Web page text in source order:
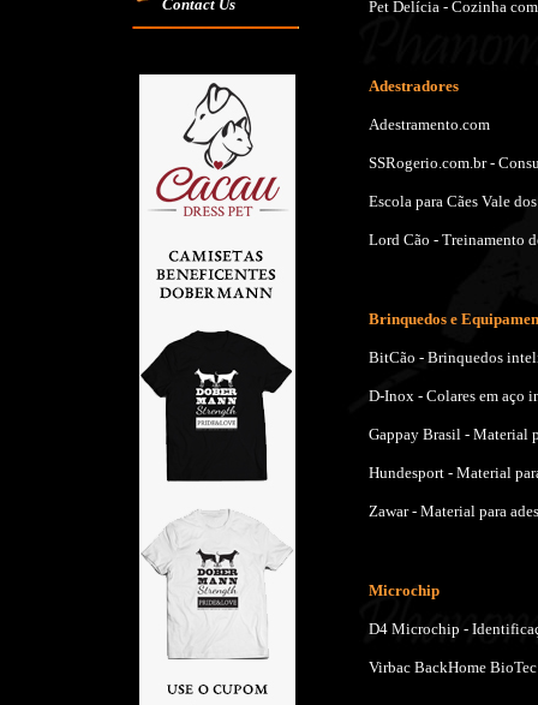
Contact Us
Pet Delícia - Cozinha
Adestradores
Adestramento.com
SSRogerio.com.br -
Escola para Cães Vale
Lord Cão - Treinamento
Brinquedos e
BitCão - Brinquedos
D-Inox - Colares em aço
Gappay Brasil - Material
Hundesport - Material
Zawar - Material para
Microchip
D4 Microchip -
Virbac BackHome